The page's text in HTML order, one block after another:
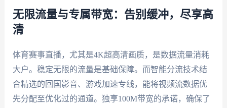
无限流量与专属带宽：告别缓冲，尽享高
清
体育赛事直播，尤其是4K超高清画质，是数据流量消耗
大户。稳定无限的流量是基础保障。而智能分流技术结
合精选的回国影音、游戏加速专线，能将视频流数据优
先分配至优化过的通道。独享100M带宽的承诺，确保了